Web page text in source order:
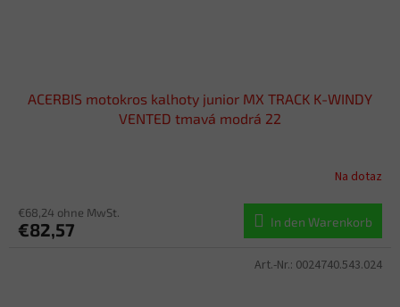
ACERBIS motokros kalhoty junior MX TRACK K-WINDY
VENTED tmavá modrá 22
Na dotaz
€68,24 ohne MwSt.
€82,57 In den Warenkorb
Art.-Nr.: 0024740.543.024